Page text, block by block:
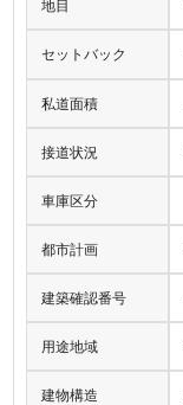
地目
セットバック
私道面積
接道状況
車庫区分
都市計画
建築確認番号
用途地域
建物構造